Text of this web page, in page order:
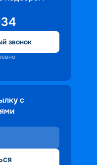
госте.
пассажиры
атмосферу,
и
звонок
с